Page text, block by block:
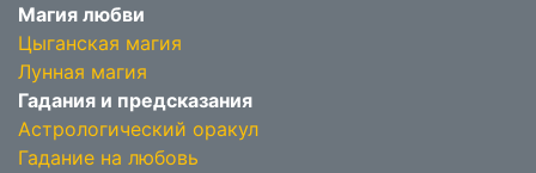
Магия любви
Цыганская магия
Лунная магия
Гадания и предсказания
Астрологический оракул
Гадание на любовь